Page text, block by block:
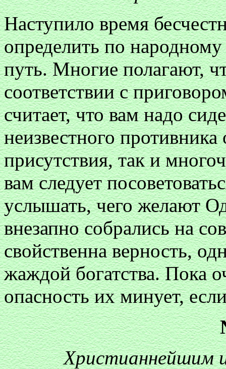
Наступило время
определить по
путь. Многие полагают,
соответствии с
считает, что вам надо
неизвестного
присутствия, так и
вам следует
услышать, чего желают
внезапно собрались на
свойственна верность,
жаждой богатства. Пока
опасность их минует,
Христианнейшим